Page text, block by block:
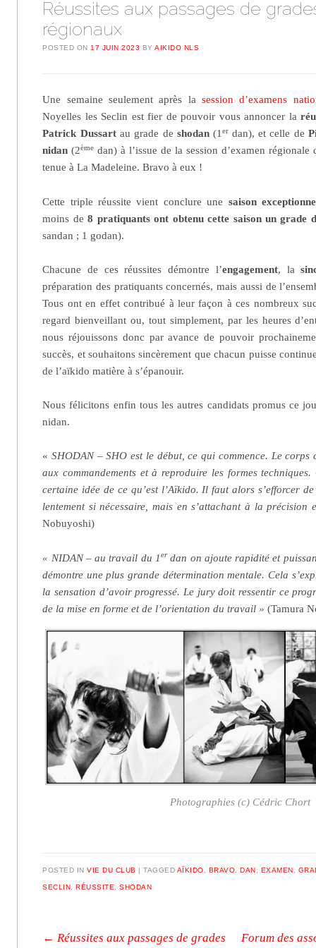
Réussites aux passages de
régionaux
POSTED ON17 JUIN 2023 BYAIKIDO NLS
Une semaine seulement après lasession d’examens
Noyelles les Seclin est fier de pouvoir vous annoncer la
Patrick Dussart au grade de shodan(1er dan), et celle de
nidan(2ème dan) à l’issue de la session d’examen
tenue à La Madeleine. Bravo à eux !
Cette triple réussite vient conclure une saison
moins de8 pratiquants ont obtenu cette saison un grade
sandan ; 1 godan).
Chacune de ces réussites démontre l’engagement, la
préparation des pratiquants concernés, mais aussi de
Tous ont en effet contribué à leur façon à ces nombreux
regard bienveillant ou, tout simplement, par les heures
nous réjouissons donc par avance de pouvoir
succès, et souhaitons sincèrement que chacun puisse
de l’aïkido matière à s’épanouir.
Nous félicitons enfin tous les autres candidats promus ce
nidan.
« SHODAN – SHO est le début, ce qui commence. Le corps
aux commandements et à reproduire les formes
certaine idée de ce qu’est l’Aïkido. Il faut alors s’efforcer
lentement si nécessaire, mais en s’attachant à la précision
Nobuyoshi)
« NIDAN – au travail du 1erdan on ajoute rapidité et
démontre une plus grande détermination mentale. Cela
la sensation d’avoir progressé. Le jury doit ressentir ce
de la mise en forme et de l’orientation du travail »(Tamura
Photographies (c) Cédric Chort
POSTED INVIE DU CLUB |TAGGED AÏKIDO BRAVO ,DAN EXAMEN
SECLIN ,RÉUSSITE ,SHODAN
Post navigation
← Réussites aux passages de grades Forum des